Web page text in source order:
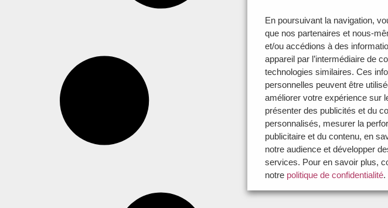
En poursuivant la navigation,
que nos partenaires et nous-
et/ou accédions à des
appareil par l’intermédiaire de
technologies similaires. Ces
personnelles peuvent être
améliorer votre expérience sur
présenter des publicités et du
personnalisés, mesurer la
publicitaire et du contenu, en
notre audience et développer
services. Pour en savoir plus,
notre politique de confidentialité.